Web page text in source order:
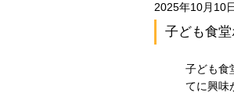
2025年10月10
子ども食
子ども食
てに興味